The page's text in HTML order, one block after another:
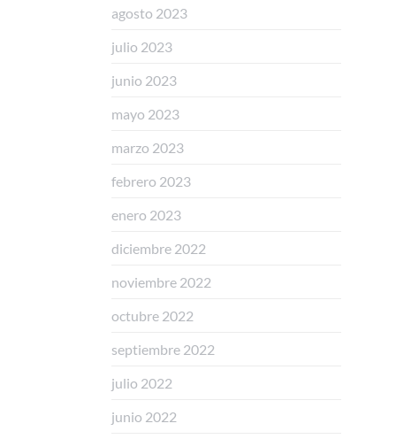
agosto 2023
julio 2023
junio 2023
mayo 2023
marzo 2023
febrero 2023
enero 2023
diciembre 2022
noviembre 2022
octubre 2022
septiembre 2022
julio 2022
junio 2022